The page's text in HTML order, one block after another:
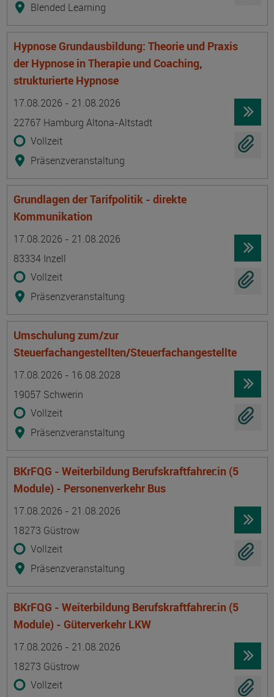
Blended Learning
Hypnose Grundausbildung: Theorie und Praxis
der Hypnose in Therapie und Coaching,
strukturierte Hypnose
17.08.2026 - 21.08.2026
22767 Hamburg Altona-Altstadt
Vollzeit
Präsenzveranstaltung
Grundlagen der Tarifpolitik - direkte
Kommunikation
17.08.2026 - 21.08.2026
83334 Inzell
Vollzeit
Präsenzveranstaltung
Umschulung zum/zur
Steuerfachangestellten/Steuerfachangestellte
17.08.2026 - 16.08.2028
19057 Schwerin
Vollzeit
Präsenzveranstaltung
BKrFQG - Weiterbildung Berufskraftfahrer:in (5
Module) - Personenverkehr Bus
17.08.2026 - 21.08.2026
18273 Güstrow
Vollzeit
Präsenzveranstaltung
BKrFQG - Weiterbildung Berufskraftfahrer:in (5
Module) - Güterverkehr LKW
17.08.2026 - 21.08.2026
18273 Güstrow
Vollzeit